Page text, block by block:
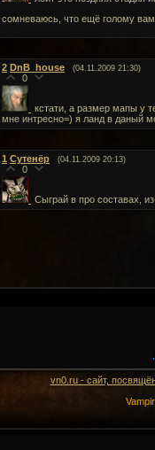
сомневаюсь, что ещё голому
2 DnB_house (04.11.2009 21:30)
0
кстати, а размер мапы у
мне интресно=) я ланд в даный
1 Сутенёр (04.11.2009 20:13)
0
Сыграй в про составах,
vn0.ru - сайт,